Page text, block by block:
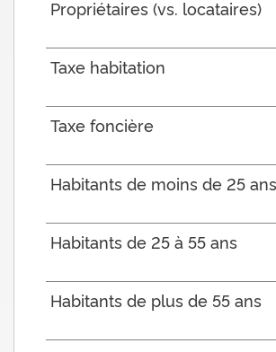
Propriétaires (vs. locataires)
Taxe habitation
Taxe foncière
Habitants de moins de 25 ans
Habitants de 25 à 55 ans
Habitants de plus de 55 ans